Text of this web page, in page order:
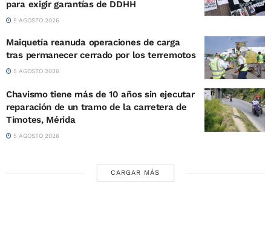
para exigir garantías de DDHH
5 AGOSTO 2026
Maiquetía reanuda operaciones de carga
tras permanecer cerrado por los terremotos
5 AGOSTO 2026
Chavismo tiene más de 10 años sin ejecutar
reparación de un tramo de la carretera de
Timotes, Mérida
5 AGOSTO 2026
CARGAR MÁS